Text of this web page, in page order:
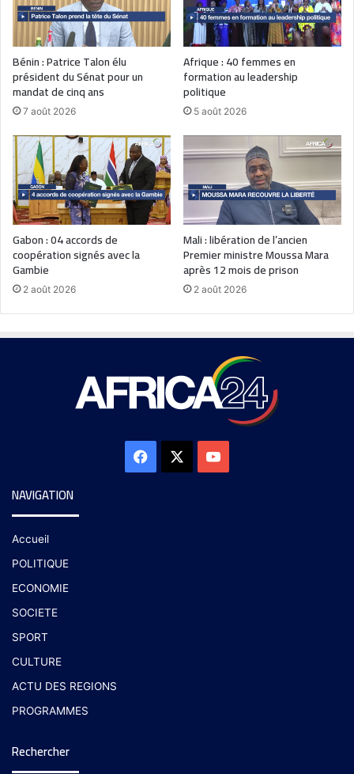
Bénin : Patrice Talon élu
président du Sénat pour un
mandat de cinq ans
7 août 2026
Afrique : 40 femmes en
formation au leadership
politique
5 août 2026
Gabon : 04 accords de
coopération signés avec la
Gambie
2 août 2026
Mali : libération de l’ancien
Premier ministre Moussa Mara
après 12 mois de prison
2 août 2026
NAVIGATION
Accueil
POLITIQUE
ECONOMIE
SOCIETE
SPORT
CULTURE
ACTU DES REGIONS
PROGRAMMES
Rechercher